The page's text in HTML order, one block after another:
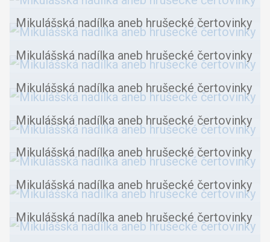
Mikulášská nadílka aneb hrušecké čertovinky
Mikulášská nadílka aneb hrušecké čertovinky
Mikulášská nadílka aneb hrušecké čertovinky
Mikulášská nadílka aneb hrušecké čertovinky
Mikulášská nadílka aneb hrušecké čertovinky
Mikulášská nadílka aneb hrušecké čertovinky
Mikulášská nadílka aneb hrušecké čertovinky